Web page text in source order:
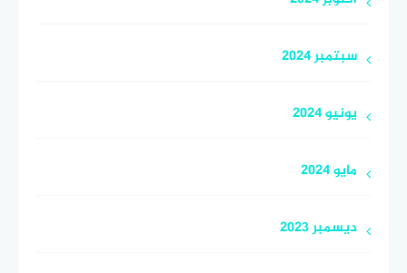
سبتمبر 2024
يونيو 2024
مايو 2024
ديسمبر 2023